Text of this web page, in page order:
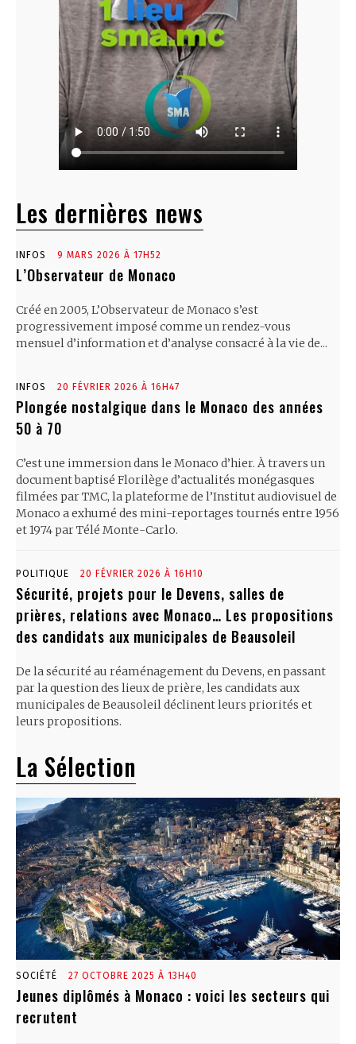
Les dernières news
INFOS 9 MARS 2026 À 17H52
L’Observateur de Monaco
Créé en 2005, L’Observateur de Monaco s’est
progressivement imposé comme un rendez-vous
mensuel d’information et d’analyse consacré à la vie de...
INFOS 20 FÉVRIER 2026 À 16H47
Plongée nostalgique dans le Monaco des années
50 à 70
C’est une immersion dans le Monaco d’hier. À travers un
document baptisé Florilège d’actualités monégasques
filmées par TMC, la plateforme de l’Institut audiovisuel de
Monaco a exhumé des mini-reportages tournés entre 1956
et 1974 par Télé Monte-Carlo.
POLITIQUE 20 FÉVRIER 2026 À 16H10
Sécurité, projets pour le Devens, salles de
prières, relations avec Monaco… Les propositions
des candidats aux municipales de Beausoleil
De la sécurité au réaménagement du Devens, en passant
par la question des lieux de prière, les candidats aux
municipales de Beausoleil déclinent leurs priorités et
leurs propositions.
La Sélection
SOCIÉTÉ 27 OCTOBRE 2025 À 13H40
Jeunes diplômés à Monaco : voici les secteurs qui
recrutent